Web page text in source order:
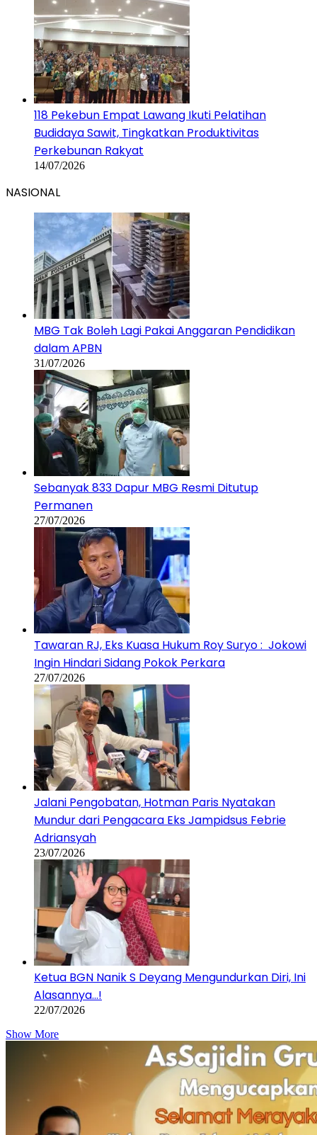
118 Pekebun Empat Lawang Ikuti Pelatihan
Budidaya Sawit, Tingkatkan Produktivitas
Perkebunan Rakyat
14/07/2026
NASIONAL
MBG Tak Boleh Lagi Pakai Anggaran Pendidikan
dalam APBN
31/07/2026
Sebanyak 833 Dapur MBG Resmi Ditutup
Permanen
27/07/2026
Tawaran RJ, Eks Kuasa Hukum Roy Suryo : Jokowi
Ingin Hindari Sidang Pokok Perkara
27/07/2026
Jalani Pengobatan, Hotman Paris Nyatakan
Mundur dari Pengacara Eks Jampidsus Febrie
Adriansyah
23/07/2026
Ketua BGN Nanik S Deyang Mengundurkan Diri, Ini
Alasannya…!
22/07/2026
Show More